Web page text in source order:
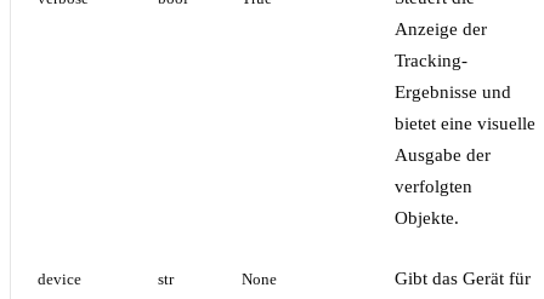
Anzeige der
Tracking-
Ergebnisse und
bietet eine visuelle
Ausgabe der
verfolgten
Objekte.
device str None
Gibt das Gerät für